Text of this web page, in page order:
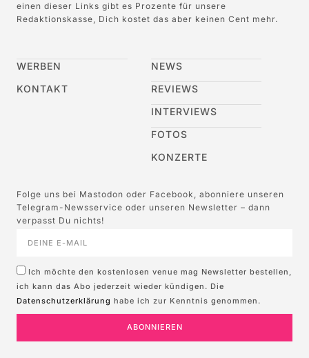
einen dieser Links gibt es Prozente für unsere
Redaktionskasse, Dich kostet das aber keinen Cent mehr.
WERBEN
KONTAKT
NEWS
REVIEWS
INTERVIEWS
FOTOS
KONZERTE
Folge uns bei Mastodon oder Facebook, abonniere unseren
Telegram-Newsservice oder unseren Newsletter – dann
verpasst Du nichts!
Ich möchte den kostenlosen venue mag Newsletter bestellen,
ich kann das Abo jederzeit wieder kündigen. Die
Datenschutzerklärung habe ich zur Kenntnis genommen.
ABONNIEREN